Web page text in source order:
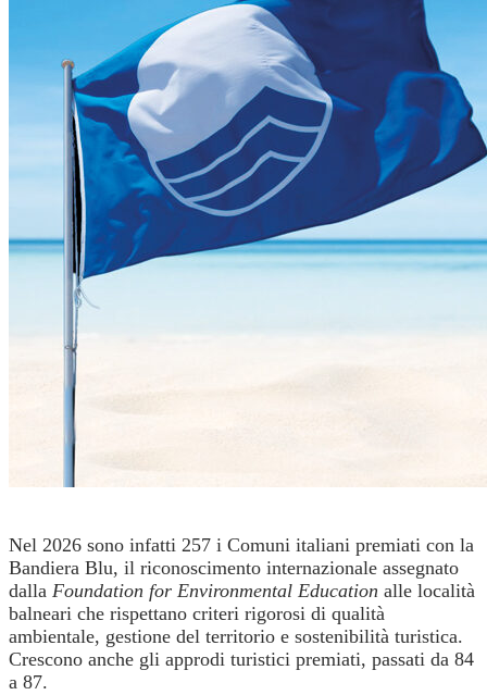
Nel 2026 sono infatti 257 i Comuni italiani premiati con la
Bandiera Blu, il riconoscimento internazionale assegnato
dalla Foundation for Environmental Education alle località
balneari che rispettano criteri rigorosi di qualità
ambientale, gestione del territorio e sostenibilità turistica.
Crescono anche gli approdi turistici premiati, passati da 84
a 87.